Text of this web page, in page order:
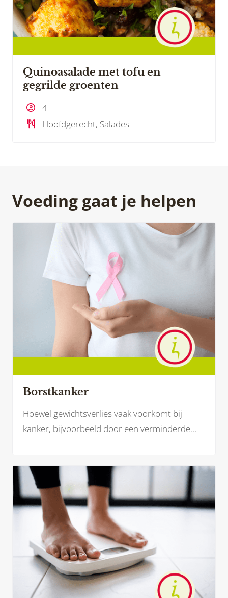
Quinoasalade met tofu en
gegrilde groenten
4
Hoofdgerecht, Salades
Voeding gaat je helpen
Borstkanker
Hoewel gewichtsverlies vaak voorkomt bij
kanker, bijvoorbeeld door een verminderde
medicatie – juist leiden tot gewichtstoename.